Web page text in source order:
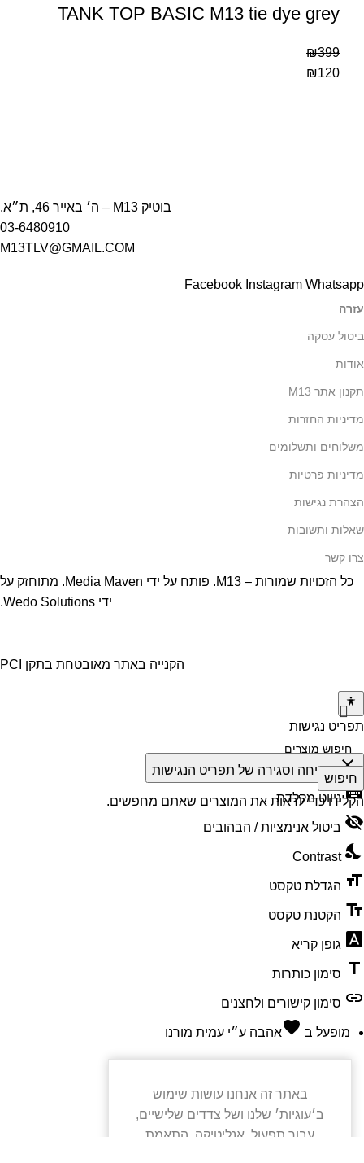
TANK TOP BASIC M13 tie dye grey
₪399
₪120
בוטיק M13 – ה׳ באייר 46, ת״א.
03-6480910
Facebook Instagram Whatsapp
עזרה
ביטול עסקה
אודות
תקנון אתר M13
מדיניות החזרות
משלוחים ותשלומים
מדיניות פרטיות
הצהרת נגישות
שאלות ותשובות
צרו קשר
כל הזכויות שמורות – M13. פותח על ידי Media Maven. מתוחזק על
ידי Wedo Solutions
.
הקנייה באתר מאובטחת בתקן PCI
חיפוש
הקלידו כדי לראות את המוצרים שאתם מחפשים.
תפריט נגישות
close פתיחה וסגירה של תפריט הנגישות
keyboard ניווט מקלדת
visibility_off ביטול אנימציות / הבהובים
nights_stay
Contrast
format_size הגדלת טקסט
text_fields הקטנת טקסט
font_download גופן קריא
title סימון כותרות
link סימון קישורים ולחצנים
מופעל ב favoriteאהבה ע״י עמית מורנו
באתר זה אנחנו עושות שימוש
ב׳עוגיות׳ שלנו ושל צדדים שלישיים,
עבור תפעול, אנליטיקה, התאמת